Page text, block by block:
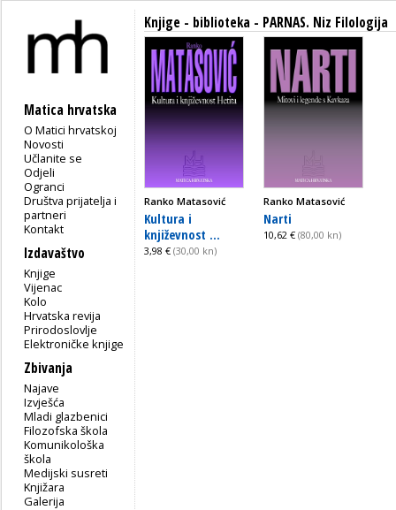
Matica hrvatska
O Matici hrvatskoj
Novosti
Učlanite se
Odjeli
Ogranci
Društva prijatelja i
partneri
Kontakt
Izdavaštvo
Knjige
Vijenac
Kolo
Hrvatska revija
Prirodoslovlje
Elektroničke knjige
Zbivanja
Najave
Izvješća
Mladi glazbenici
Filozofska škola
Komunikološka
škola
Medijski susreti
Knjižara
Galerija
Knjige - biblioteka - PARNAS. Niz Filologija
Ranko Matasović
Kultura i
književnost ...
3,98 € (30,00 kn)
Ranko Matasović
Narti
10,62 € (80,00 kn)